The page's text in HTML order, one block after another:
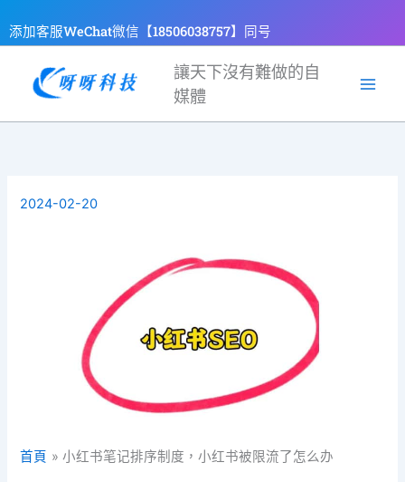
至
容
添加客服WeChat微信【18506038757】同号
讓天下沒有難做的自
媒體
2024-02-20
首頁 小红书笔记排序制度，小红书被限流了怎么办